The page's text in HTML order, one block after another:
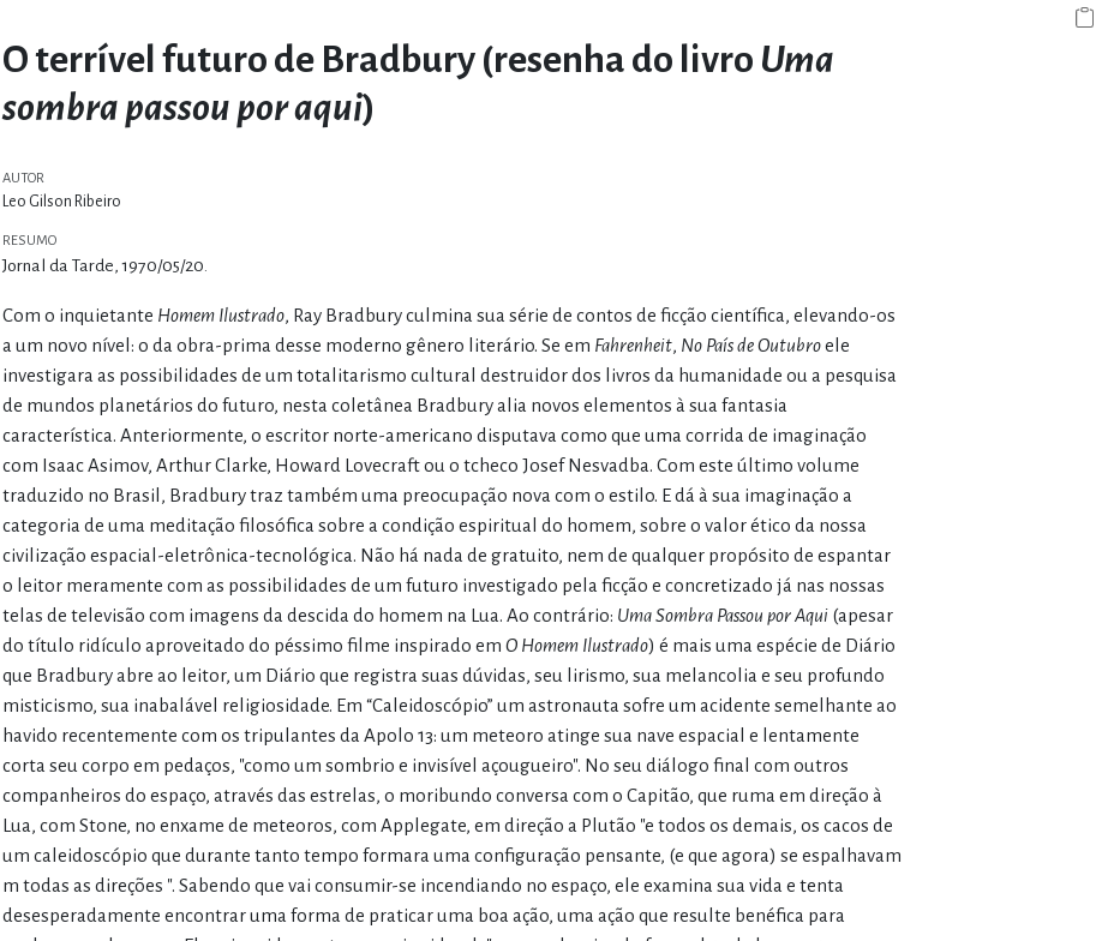
O terrível futuro de Bradbury (resenha do livro Uma
sombra passou por aqui)
AUTOR
Leo Gilson Ribeiro
RESUMO
Jornal da Tarde, 1970/05/20.
Com o inquietante Homem Ilustrado, Ray Bradbury culmina sua série de contos de ficção científica, elevando-os
a um novo nível: o da obra-prima desse moderno gênero literário. Se em Fahrenheit, No País de Outubroele
investigara as possibilidades de um totalitarismo cultural destruidor dos livros da humanidade ou a pesquisa
de mundos planetários do futuro, nesta coletânea Bradbury alia novos elementos à sua fantasia
característica. Anteriormente, o escritor norte-americano disputava como que uma corrida de imaginação
com Isaac Asimov, Arthur Clarke, Howard Lovecraft ou o tcheco Josef Nesvadba. Com este último volume
traduzido no Brasil, Bradbury traz também uma preocupação nova com o estilo. E dá à sua imaginação a
categoria de uma meditação filosófica sobre a condição espiritual do homem, sobre o valor ético da nossa
civilização espacial-eletrônica-tecnológica. Não há nada de gratuito, nem de qualquer propósito de espantar
o leitor meramente com as possibilidades de um futuro investigado pela ficção e concretizado já nas nossas
telas de televisão com imagens da descida do homem na Lua. Ao contrário: Uma Sombra Passou por Aqui(apesar
do título ridículo aproveitado do péssimo filme inspirado em O Homem Ilustrado) é mais uma espécie de Diário
que Bradbury abre ao leitor, um Diário que registra suas dúvidas, seu lirismo, sua melancolia e seu profundo
misticismo, sua inabalável religiosidade. Em “Caleidoscópio” um astronauta sofre um acidente semelhante ao
havido recentemente com os tripulantes da Apolo 13: um meteoro atinge sua nave espacial e lentamente
corta seu corpo em pedaços, "como um sombrio e invisível açougueiro". No seu diálogo final com outros
companheiros do espaço, através das estrelas, o moribundo conversa com o Capitão, que ruma em direção à
Lua, com Stone, no enxame de meteoros, com Applegate, em direção a Plutão "e todos os demais, os cacos de
um caleidoscópio que durante tanto tempo formara uma configuração pensante, (e que agora) se espalhavam
m todas as direções ". Sabendo que vai consumir-se incendiando no espaço, ele examina sua vida e tenta
desesperadamente encontrar uma forma de praticar uma boa ação, uma ação que resulte benéfica para